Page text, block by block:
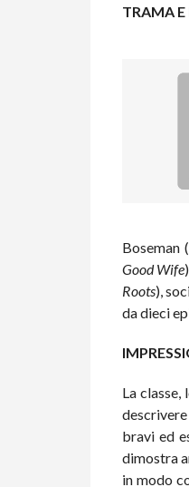
TRAMA
Boseman (
Good Wife
Roots),
da dieci
La
bravi ed
dimostra
in modo